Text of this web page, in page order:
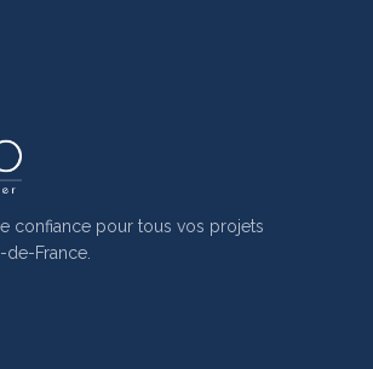
confiance pour tous vos projets
France.